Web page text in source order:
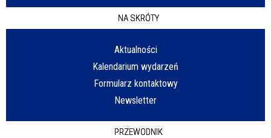
NA SKRÓTY
Aktualności
Kalendarium wydarzeń
Formularz kontaktowy
Newsletter
PRZEWODNIK